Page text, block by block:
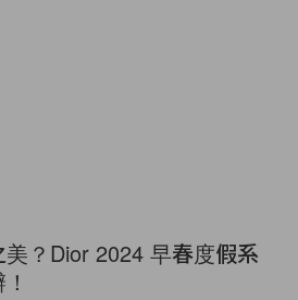
？Dior 2024 早春度假系